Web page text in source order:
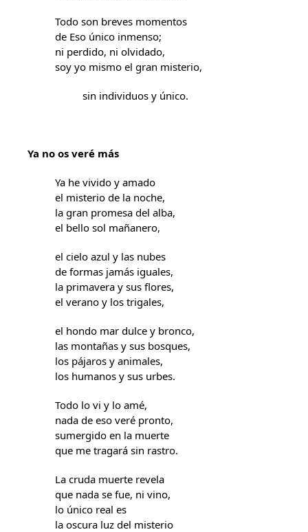
Todo son breves momentos
de Eso único inmenso;
ni perdido, ni olvidado,
soy yo mismo el gran misterio,
sin individuos y único.
Ya no os veré más
Ya he vivido y amado
el misterio de la noche,
la gran promesa del alba,
el bello sol mañanero,
el cielo azul y las nubes
de formas jamás iguales,
la primavera y sus flores,
el verano y los trigales,
el hondo mar dulce y bronco,
las montañas y sus bosques,
los pájaros y animales,
los humanos y sus urbes.
Todo lo vi y lo amé,
nada de eso veré pronto,
sumergido en la muerte
que me tragará sin rastro.
La cruda muerte revela
que nada se fue, ni vino,
lo único real es
la oscura luz del misterio